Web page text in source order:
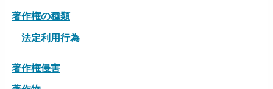
著作権の種類
法定利用行為
著作権侵害